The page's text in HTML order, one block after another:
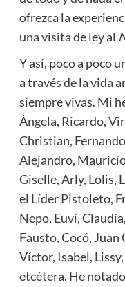
ofrezca la
una visita de ley al
Y así, poco a poco
a través de la vida
siempre vivas. Mi
Ángela, Ricardo,
Christian,
Alejandro,
Giselle, Arly, Lolis,
el Líder Pistoleto,
Nepo, Euvi,
Fausto, Cocó, Juan
Víctor, Isabel,
etcétera. He